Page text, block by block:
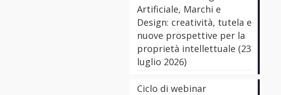
Artificiale, Marchi e
Design: creatività, tutela e
nuove prospettive per la
proprietà intellettuale (23
luglio 2026)
Ciclo di webinar